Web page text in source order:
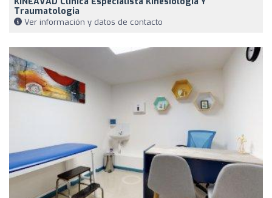
Traumatologia
Ver información y datos de contacto